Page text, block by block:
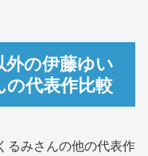
の伊藤ゆい
代表作比較
るみさんの他の代表作